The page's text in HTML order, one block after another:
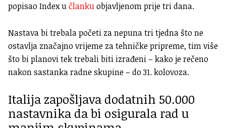
popisao Index učlankuobjavljenom prije tri dana.
Nastava bi trebala početi za nepuna tri tjedna što ne
ostavlja značajno vrijeme za tehničke pripreme, tim više
što bi planovi tek trebali biti izrađeni – kako je rečeno
nakon sastanka radne skupine – do 31. kolovoza.
Italija zapošljava dodatnih 50.000
nastavnika da bi osigurala rad u